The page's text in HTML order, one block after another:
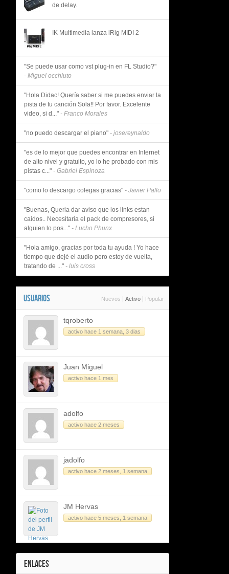
de delay.
IK Multimedia lanza iRig MIDI 2
"Se puede usar como vst plug-in en FL Studio?"
- Miguel occhiuto
"Hola Didac! Quería saber si me puedes enviar la
pista de tu canción Sola!! Por favor. Excelente
video, si d..." - Franco Morales
"no puedo descargar el piano" - josereynaldo
"es de lo mejor que puedes encontrar en Internet
de alto nivel y gratuito, yo lo he probado con mis
pistas c..." - Gabriel Espinoza
"como lo descargo colegas gracias" - Javier Pallo
"Buenas, Queria dar aviso que los links estan
caidos.. Necesitaria el pack de compresores, si
alguien lo pos..." - Lucho Phunx
"Hola amigo, gracias por toda tu ayuda ! Yo hace
tiempo que dejé el audio pero estoy de vuelta,
tratando de ..." - luis cross
USUARIOS Nuevos Activo Popular
tqroberto
activo hace 1 semana, 3 dias
Juan Miguel
activo hace 1 mes
adolfo
activo hace 2 meses
jadolfo
activo hace 2 meses, 1 semana
JM Hervas
activo hace 5 meses, 1 semana
ENLACES